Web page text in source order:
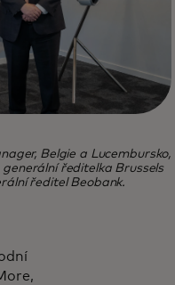
Belgie a Lucembursko,
ředitelka Brussels
ředitel Beobank.